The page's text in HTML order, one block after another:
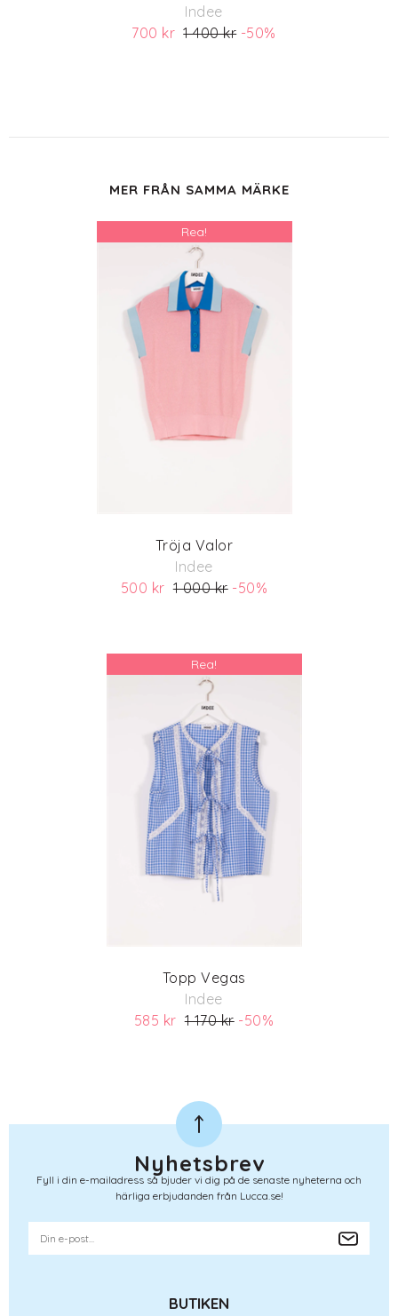
Indee
700 kr1 400 kr-50%
MER FRÅN SAMMA MÄRKE
Rea!
Tröja Valor
Indee
500 kr1 000 kr-50%
Rea!
Topp Vegas
Indee
585 kr1 170 kr-50%
Nyhetsbrev
Fyll i din e-mailadress så bjuder vi dig på de senaste nyheterna och
härliga erbjudanden från Lucca.se!
BUTIKEN